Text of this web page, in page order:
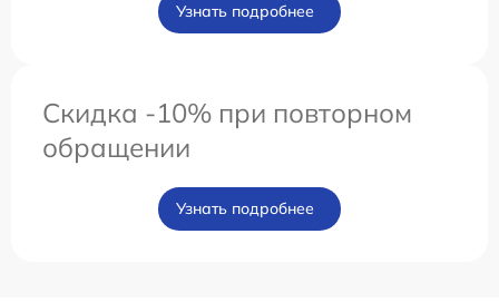
Узнать подробнее
Скидка -10% при повторном
обращении
Узнать подробнее